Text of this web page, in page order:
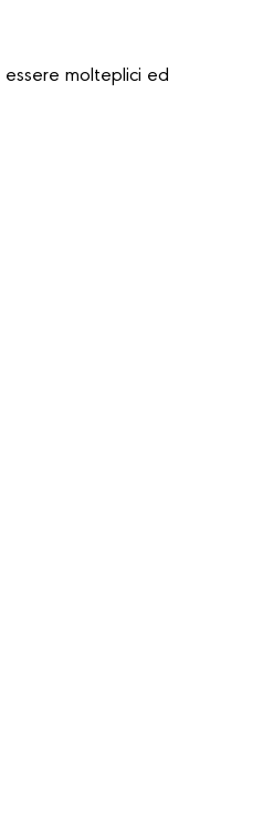
molteplici ed